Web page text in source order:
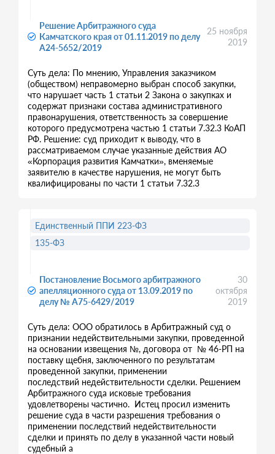
Решение Арбитражного суда
Камчатского края от 01.11.2019 по делу
А24-5652/2019
25 ноября
2019
Суть дела: По мнению, Управления заказчиком
(обществом) неправомерно выбран способ закупки,
что нарушает часть 1 статьи 2 Закона о закупках и
содержат признаки состава административного
правонарушения, ответственность за совершение
которого предусмотрена частью 1 статьи 7.32.3 КоАП
РФ. Решение: суд приходит к выводу, что в
рассматриваемом случае указанные действия АО
«Корпорация развития Камчатки», вменяемые
заявителю в качестве нарушения, не могут быть
квалифицированы по части 1 статьи 7.32.3
Постановление Восьмого арбитражного
апелляционного суда от 13.09.2019 по
делу № А75-6429/2019
30
октября
2019
Суть дела: ООО обратилось в Арбитражный суд о
признании недействительными закупки, проведенной
на основании извещения №, договора от № 46-РП на
поставку щебня, заключенного по результатам
проведенной закупки, применении
последствий недействительности сделки. Решением
Арбитражного суда исковые требования
удовлетворены частично. Истец просил изменить
решение суда в части разрешения требования о
применении последствий недействительности
сделки и принять по делу в указанной части новый
судебный а
Единственный ППИ 223-ФЗ
135-ФЗ